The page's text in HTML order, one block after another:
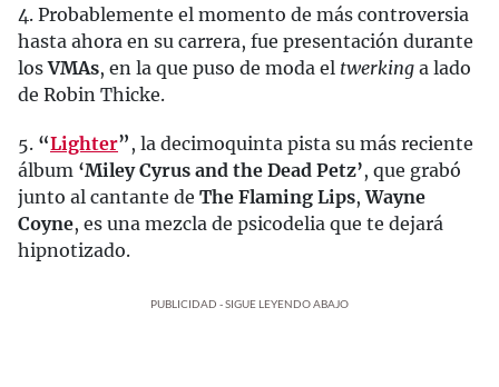
4. Probablemente el momento de más controversia
hasta ahora en su carrera, fue presentación durante
losVMAs, en la que puso de moda el twerking a lado
de Robin Thicke.
5. “Lighter” , la decimoquinta pista su más reciente
álbum ‘Miley Cyrus and the Dead Petz’, que grabó
junto al cantante de The Flaming Lips,Wayne
Coyne, es una mezcla de psicodelia que te dejará
hipnotizado.
PUBLICIDAD - SIGUE LEYENDO ABAJO